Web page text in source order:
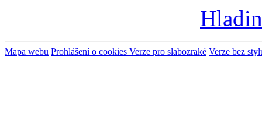
Mapa webu Prohlášení o cookies Verze pro slabozraké Verze bez